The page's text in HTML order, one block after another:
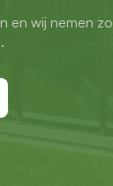
en wij nemen zo